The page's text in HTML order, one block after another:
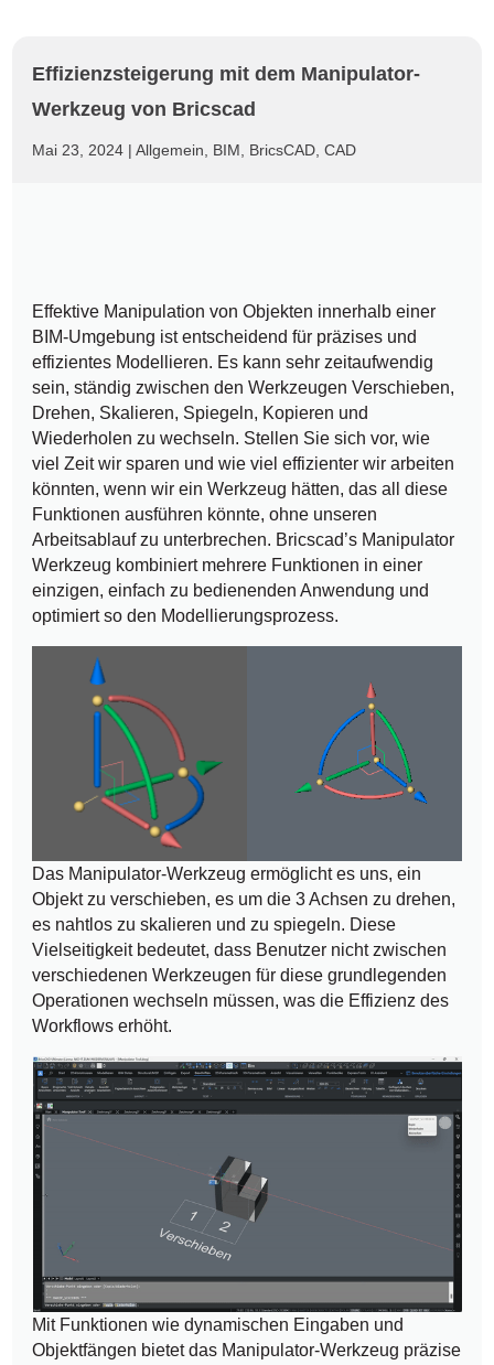
Effizienzsteigerung mit dem Manipulator-
Werkzeug von Bricscad
Mai 23, 2024 |Allgemein BIM BricsCAD ,CAD
Effektive Manipulation von Objekten innerhalb einer
BIM-Umgebung ist entscheidend für präzises und
effizientes Modellieren. Es kann sehr zeitaufwendig
sein, ständig zwischen den Werkzeugen Verschieben,
Drehen, Skalieren, Spiegeln, Kopieren und
Wiederholen zu wechseln. Stellen Sie sich vor, wie
viel Zeit wir sparen und wie viel effizienter wir arbeiten
könnten, wenn wir ein Werkzeug hätten, das all diese
Funktionen ausführen könnte, ohne unseren
Arbeitsablauf zu unterbrechen. Bricscad’s Manipulator
Werkzeug kombiniert mehrere Funktionen in einer
einzigen, einfach zu bedienenden Anwendung und
optimiert so den Modellierungsprozess.
Das Manipulator-Werkzeug ermöglicht es uns, ein
Objekt zu verschieben, es um die 3 Achsen zu drehen,
es nahtlos zu skalieren und zu spiegeln. Diese
Vielseitigkeit bedeutet, dass Benutzer nicht zwischen
verschiedenen Werkzeugen für diese grundlegenden
Operationen wechseln müssen, was die Effizienz des
Workflows erhöht.
Mit Funktionen wie dynamischen Eingaben und
Objektfängen bietet das Manipulator-Werkzeug präzise